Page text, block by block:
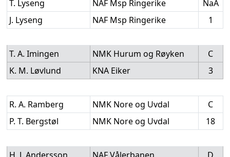
T. Lyseng NAF Msp Ringerike
NaA
J. Lyseng
NAF Msp Ringerike 1
T. A. Imingen NMK Hurum og Røyken
C
K. M. Løvlund
KNA Eiker 3
R. A. Ramberg NMK Nore og Uvdal
C
P. T. Bergstøl
NMK Nore og Uvdal 18